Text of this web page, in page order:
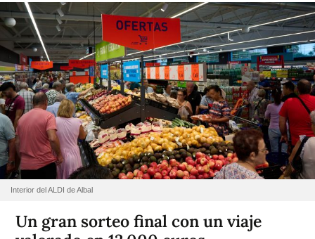
Interior del ALDI de Albal
Un gran sorteo final con un viaje